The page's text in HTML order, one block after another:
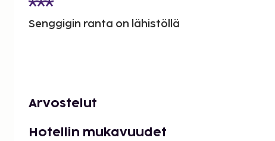
Senggigin ranta on lähistöllä
Arvostelut
Hotellin mukavuudet